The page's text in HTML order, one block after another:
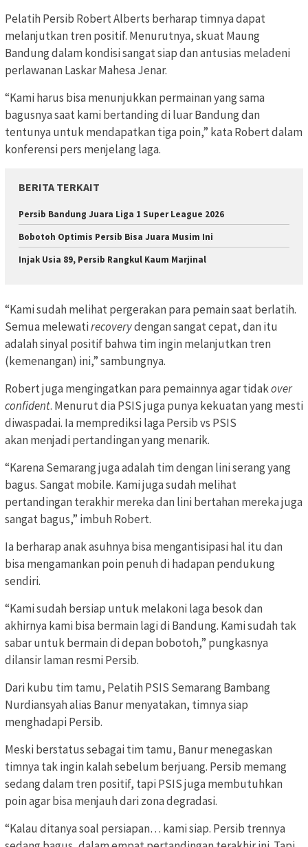
Pelatih Persib Robert Alberts berharap timnya dapat
melanjutkan tren positif. Menurutnya, skuat Maung
Bandung dalam kondisi sangat siap dan antusias meladeni
perlawanan Laskar Mahesa Jenar.
“Kami harus bisa menunjukkan permainan yang sama
bagusnya saat kami bertanding di luar Bandung dan
tentunya untuk mendapatkan tiga poin,” kata Robert dalam
konferensi pers menjelang laga.
BERITA TERKAIT
Persib Bandung Juara Liga 1 Super League 2026
Bobotoh Optimis Persib Bisa Juara Musim Ini
Injak Usia 89, Persib Rangkul Kaum Marjinal
“Kami sudah melihat pergerakan para pemain saat berlatih.
Semua melewatirecoverydengan sangat cepat, dan itu
adalah sinyal positif bahwa tim ingin melanjutkan tren
(kemenangan) ini,” sambungnya.
Robert juga mengingatkan para pemainnya agar tidakover
confident. Menurut dia PSIS juga punya kekuatan yang mesti
diwaspadai. Ia memprediksi laga Persib vs PSIS
akan menjadi pertandingan yang menarik.
“Karena Semarang juga adalah tim dengan lini serang yang
bagus. Sangat mobile. Kami juga sudah melihat
pertandingan terakhir mereka dan lini bertahan mereka juga
sangat bagus,” imbuh Robert.
Ia berharap anak asuhnya bisa mengantisipasi hal itu dan
bisa mengamankan poin penuh di hadapan pendukung
sendiri.
“Kami sudah bersiap untuk melakoni laga besok dan
akhirnya kami bisa bermain lagi di Bandung. Kami sudah tak
sabar untuk bermain di depan bobotoh,” pungkasnya
dilansir laman resmi Persib.
Dari kubu tim tamu, Pelatih PSIS Semarang Bambang
Nurdiansyah alias Banur menyatakan, timnya siap
menghadapi Persib.
Meski berstatus sebagai tim tamu, Banur menegaskan
timnya tak ingin kalah sebelum berjuang. Persib memang
sedang dalam tren positif, tapi PSIS juga membutuhkan
poin agar bisa menjauh dari zona degradasi.
“Kalau ditanya soal persiapan… kami siap. Persib trennya